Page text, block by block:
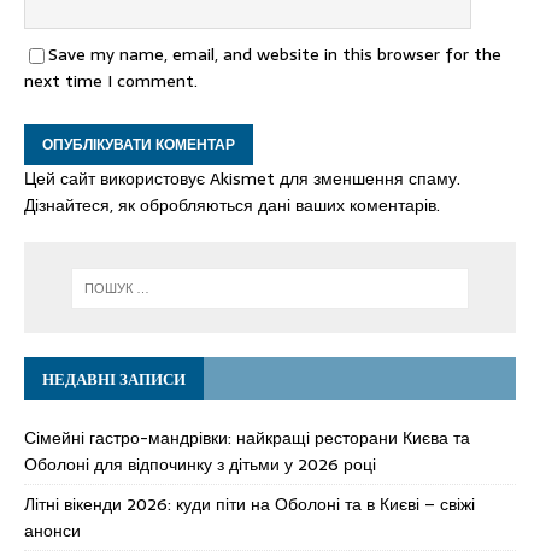
Save my name, email, and website in this browser for the
next time I comment.
Цей сайт використовує Akismet для зменшення спаму.
Дізнайтеся, як обробляються дані ваших коментарів.
НЕДАВНІ ЗАПИСИ
Сімейні гастро-мандрівки: найкращі ресторани Києва та
Оболоні для відпочинку з дітьми у 2026 році
Літні вікенди 2026: куди піти на Оболоні та в Києві – свіжі
анонси